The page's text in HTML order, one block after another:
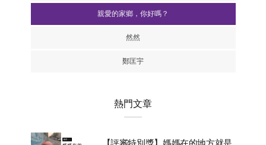
親愛的家鄉，你好嗎？
然然
鄭匡宇
熱門文章
【評審特別獎】媽媽在的地方就是